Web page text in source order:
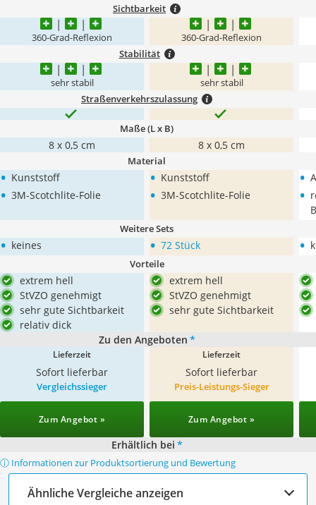
Sichtbarkeit
360-Grad-Reflexion 360-Grad-Reflexion
Stabilität
sehr stabil sehr stabil
Straßenverkehrszulassung
Maße (L x B)
8 x 0,5 cm 8 x 0,5 cm
Material
• Kunststoff
• 3M-Scotchlite-Folie
• Kunststoff
• 3M-Scotchlite-Folie
•
•
Weitere Sets
• keines • 72 Stück •
Vorteile
extrem hell
StVZO genehmigt
sehr gute Sichtbarkeit
relativ dick
extrem hell
StVZO genehmigt
sehr gute Sichtbarkeit
Zu den Angeboten *
Lieferzeit
Sofort lieferbar
Lieferzeit
Sofort lieferbar
Vergleichssieger
Zum Angebot »
Preis-Leistungs-Sieger
Zum Angebot »
Erhältlich bei *
ⓘ Informationen zur Produktsortierung und Bewertung
Ähnliche Vergleiche anzeigen